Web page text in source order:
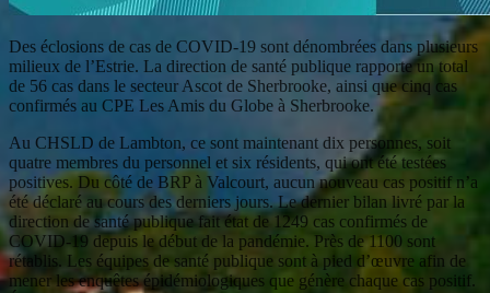
Des éclosions de cas de COVID-19 sont dénombrées dans plusieurs
milieux de l’Estrie. La direction de santé publique rapporte un total
de 56 cas dans le secteur Ascot de Sherbrooke, ainsi que cinq cas
confirmés au CPE Les Amis du Globe à Sherbrooke.
Au CHSLD de Lambton, ce sont maintenant dix personnes, soit
quatre membres du personnel et six résidents, qui ont été testées
positives. Du côté de BRP à Valcourt, aucun nouveau cas positif n’a
été déclaré au cours des derniers jours. Le dernier bilan livré par la
direction de santé publique fait état de 1249 cas confirmés de
COVID-19 depuis le début de la pandémie. Près de 1100 sont
rétablis. Les équipes de santé publique sont à pied d’œuvre afin de
mener les enquêtes épidémiologiques que génère chaque cas positif.